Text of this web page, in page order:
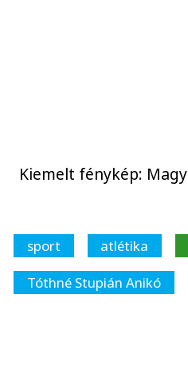
Kiemelt fénykép:
sport atlétika
Tóthné Stupián Anikó